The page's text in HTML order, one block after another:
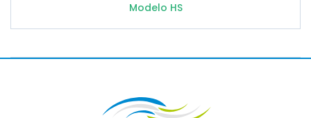
Modelo HS